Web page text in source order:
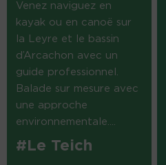
Venez naviguez en
kayak ou en canoë sur
la Leyre et le bassin
d’Arcachon avec un
guide professionnel.
Balade sur mesure avec
une approche
environnementale....
#Le Teich